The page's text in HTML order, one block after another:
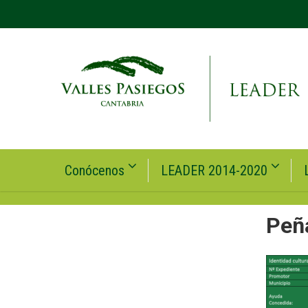
Conócenos LEADER 2014-2020